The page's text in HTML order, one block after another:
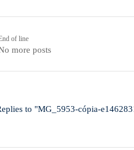
of line
more posts
to "MG_5953-cópia-